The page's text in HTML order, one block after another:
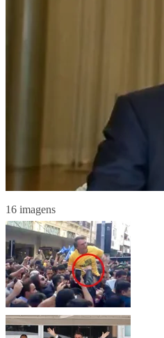
16 imagens